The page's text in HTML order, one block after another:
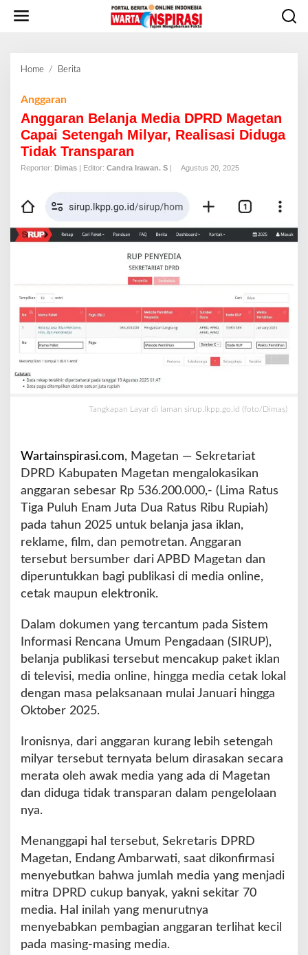
Home / Berita
a
r
a
n
l
n
a
D
D
t
C
a
S
e
t
a
h
M
y
r
,
R
a
s
a
i
D
g
Anggaran
Anggaran Belanja Media DPRD Magetan
Capai Setengah Milyar, Realisasi Diduga
Tidak Transparan
Reporter: Dimas | Editor: Candra Irawan. S | Agustus 20, 2025
Tangkapan Layar di laman sirup.lkpp.go.id (foto/Dimas)
Wartainspirasi.com, Magetan — Sekretariat
DPRD Kabupaten Magetan mengalokasikan
anggaran sebesar Rp 536.200.000,- (Lima Ratus
Tiga Puluh Enam Juta Dua Ratus Ribu Rupiah)
pada tahun 2025 untuk belanja jasa iklan,
reklame, film, dan pemotretan. Anggaran
tersebut bersumber dari APBD Magetan dan
diperuntukkan bagi publikasi di media online,
cetak maupun elektronik.
Dalam dokumen yang tercantum pada Sistem
Informasi Rencana Umum Pengadaan (SIRUP),
belanja publikasi tersebut mencakup paket iklan
di televisi, media online, hingga media cetak lokal
dengan masa pelaksanaan mulai Januari hingga
Oktober 2025.
Ironisnya, dari anggaran kurang lebih setengah
milyar tersebut ternyata belum dirasakan secara
merata oleh awak media yang ada di Magetan
dan diduga tidak transparan dalam pengelolaan
nya.
Menanggapi hal tersebut, Sekretaris DPRD
Magetan, Endang Ambarwati, saat dikonfirmasi
menyebutkan bahwa jumlah media yang menjadi
mitra DPRD cukup banyak, yakni sekitar 70
media. Hal inilah yang menurutnya
menyebabkan pembagian anggaran terlihat kecil
pada masing-masing media.